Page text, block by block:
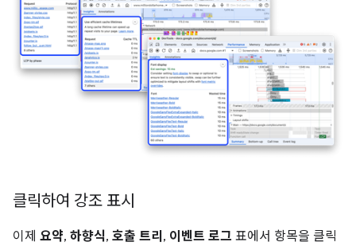
클릭하여 강조 표시
이제 요약, 하향식, 호출 트리 , 이벤트 로그 표에서 항목을 클릭